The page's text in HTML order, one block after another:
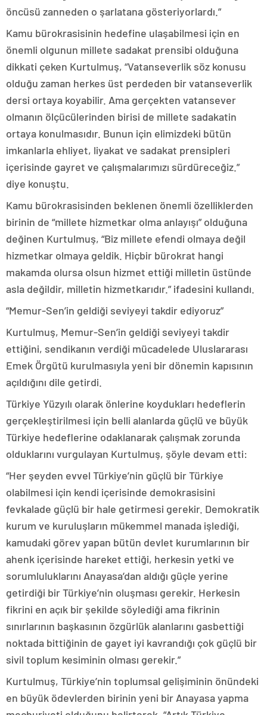
öncüsü zanneden o şarlatana gösteriyorlardı.”
Kamu bürokrasisinin hedefine ulaşabilmesi için en
önemli olgunun millete sadakat prensibi olduğuna
dikkati çeken Kurtulmuş, “Vatanseverlik söz konusu
olduğu zaman herkes üst perdeden bir vatanseverlik
dersi ortaya koyabilir. Ama gerçekten vatansever
olmanın ölçücülerinden birisi de millete sadakatin
ortaya konulmasıdır. Bunun için elimizdeki bütün
imkanlarla ehliyet, liyakat ve sadakat prensipleri
içerisinde gayret ve çalışmalarımızı sürdüreceğiz.”
diye konuştu.
Kamu bürokrasisinden beklenen önemli özelliklerden
birinin de “millete hizmetkar olma anlayışı” olduğuna
değinen Kurtulmuş, “Biz millete efendi olmaya değil
hizmetkar olmaya geldik. Hiçbir bürokrat hangi
makamda olursa olsun hizmet ettiği milletin üstünde
asla değildir, milletin hizmetkarıdır.” ifadesini kullandı.
“Memur-Sen’in geldiği seviyeyi takdir ediyoruz”
Kurtulmuş, Memur-Sen’in geldiği seviyeyi takdir
ettiğini, sendikanın verdiği mücadelede Uluslararası
Emek Örgütü kurulmasıyla yeni bir dönemin kapısının
açıldığını dile getirdi.
Türkiye Yüzyılı olarak önlerine koydukları hedeflerin
gerçekleştirilmesi için belli alanlarda güçlü ve büyük
Türkiye hedeflerine odaklanarak çalışmak zorunda
olduklarını vurgulayan Kurtulmuş, şöyle devam etti:
“Her şeyden evvel Türkiye’nin güçlü bir Türkiye
olabilmesi için kendi içerisinde demokrasisini
fevkalade güçlü bir hale getirmesi gerekir. Demokratik
kurum ve kuruluşların mükemmel manada işlediği,
kamudaki görev yapan bütün devlet kurumlarının bir
ahenk içerisinde hareket ettiği, herkesin yetki ve
sorumluluklarını Anayasa’dan aldığı güçle yerine
getirdiği bir Türkiye’nin oluşması gerekir. Herkesin
fikrini en açık bir şekilde söylediği ama fikrinin
sınırlarının başkasının özgürlük alanlarını gasbettiği
noktada bittiğinin de gayet iyi kavrandığı çok güçlü bir
sivil toplum kesiminin olması gerekir.”
Kurtulmuş, Türkiye’nin toplumsal gelişiminin önündeki
en büyük ödevlerden birinin yeni bir Anayasa yapma